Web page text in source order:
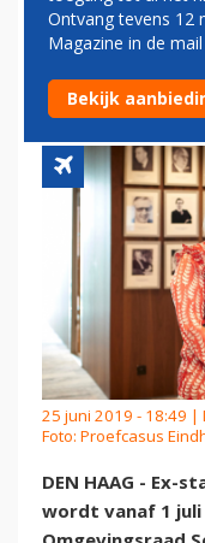
VAN
25 juni 2019 - 18:49 |
Foto: Proefcasus
DEN HAAG - Ex-
wordt vanaf 1
Ontvang tevens 12
Magazine in de
Bekijk